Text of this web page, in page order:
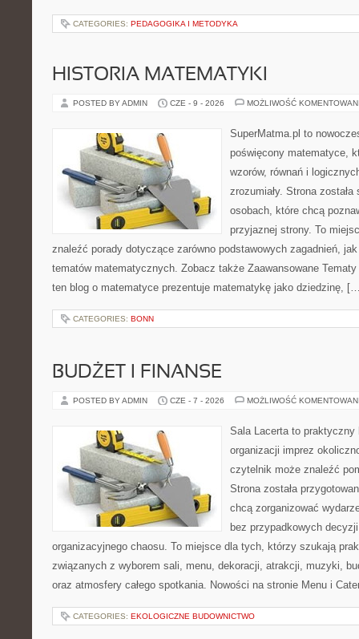
CATEGORIES: PEDAGOGIKA I METODYKA
HISTORIA MATEMATYKI
POSTED BY ADMIN CZE - 9 - 2026 MOŻLIWOŚĆ
SuperMatma.pl to
poświęcony matematyce,
wzorów, równań i
zrozumiały. Strona
osobach, które chcą
przyjaznej strony. To
znaleźć porady dotyczące zarówno podstawowych zagadnień,
tematów matematycznych. Zobacz także Zaawansowane
ten blog o matematyce prezentuje matematykę jako dziedzinę,
CATEGORIES: BONN
BUDŻET I FINANSE
POSTED BY ADMIN CZE - 7 - 2026 MOŻLIWOŚĆ
Sala Lacerta to praktyczny
organizacji imprez
czytelnik może znaleźć
Strona została
chcą zorganizować
bez przypadkowych
organizacyjnego chaosu. To miejsce dla tych, którzy szukają
związanych z wyborem sali, menu, dekoracji, atrakcji, muzyki,
oraz atmosfery całego spotkania. Nowości na stronie Menu i
CATEGORIES: EKOLOGICZNE BUDOWNICTWO